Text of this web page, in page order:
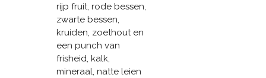
rijp fruit, rode bessen,
zwarte bessen,
kruiden, zoethout en
een punch van
frisheid, kalk,
mineraal, natte leien